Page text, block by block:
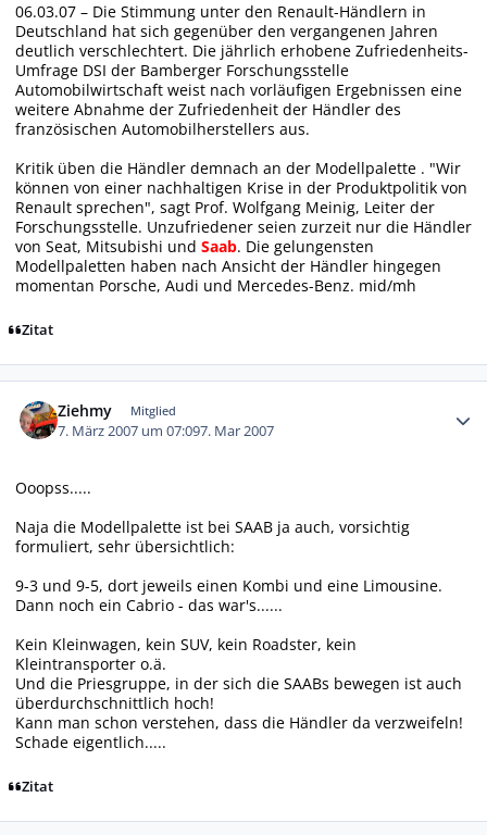
06.03.07 – Die Stimmung unter den Renault-Händlern in
Deutschland hat sich gegenüber den vergangenen Jahren
deutlich verschlechtert. Die jährlich erhobene Zufriedenheits-
Umfrage DSI der Bamberger Forschungsstelle
Automobilwirtschaft weist nach vorläufigen Ergebnissen eine
weitere Abnahme der Zufriedenheit der Händler des
französischen Automobilherstellers aus.
Kritik üben die Händler demnach an der Modellpalette . "Wir
können von einer nachhaltigen Krise in der Produktpolitik von
Renault sprechen", sagt Prof. Wolfgang Meinig, Leiter der
Forschungsstelle. Unzufriedener seien zurzeit nur die Händler
von Seat, Mitsubishi und Saab. Die gelungensten
Modellpaletten haben nach Ansicht der Händler hingegen
momentan Porsche, Audi und Mercedes-Benz. mid/mh
Zitat
Ziehmy Mitglied
7. März 2007 um 07:097. Mar 2007
Ooopss.....
Naja die Modellpalette ist bei SAAB ja auch, vorsichtig
formuliert, sehr übersichtlich:
9-3 und 9-5, dort jeweils einen Kombi und eine Limousine.
Dann noch ein Cabrio - das war's......
Kein Kleinwagen, kein SUV, kein Roadster, kein
Kleintransporter o.ä.
Und die Priesgruppe, in der sich die SAABs bewegen ist auch
überdurchschnittlich hoch!
Kann man schon verstehen, dass die Händler da verzweifeln!
Schade eigentlich.....
Zitat